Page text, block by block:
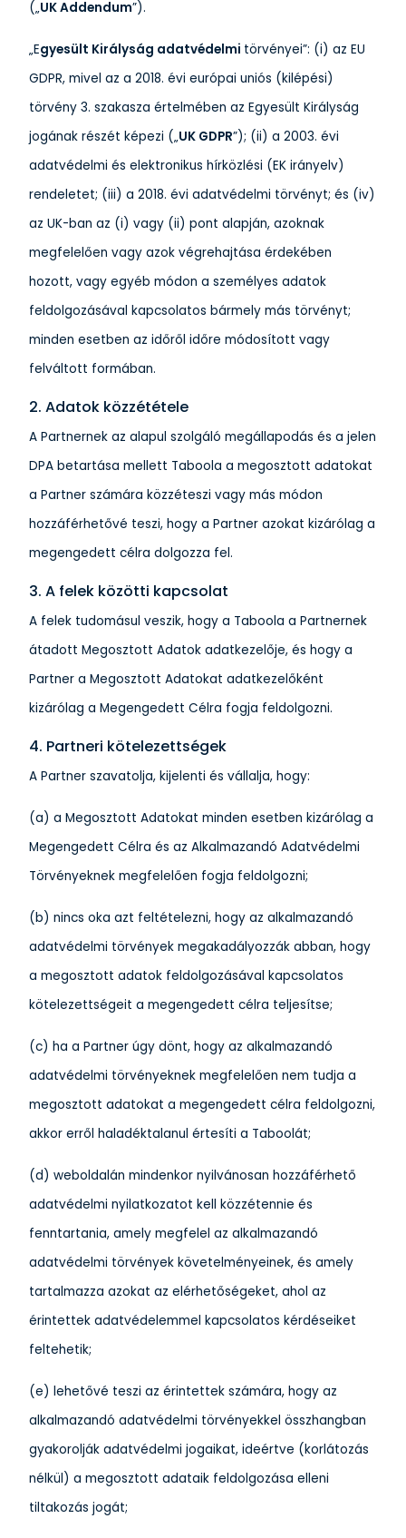
(„UK Addendum”).
„Egyesült Királyság adatvédelmi törvényei”: (i) az EU
GDPR, mivel az a 2018. évi európai uniós (kilépési)
törvény 3. szakasza értelmében az Egyesült Királyság
jogának részét képezi („UK GDPR”); (ii) a 2003. évi
adatvédelmi és elektronikus hírközlési (EK irányelv)
rendeletet; (iii) a 2018. évi adatvédelmi törvényt; és (iv)
az UK-ban az (i) vagy (ii) pont alapján, azoknak
megfelelően vagy azok végrehajtása érdekében
hozott, vagy egyéb módon a személyes adatok
feldolgozásával kapcsolatos bármely más törvényt;
minden esetben az időről időre módosított vagy
felváltott formában.
2. Adatok közzététele
A Partnernek az alapul szolgáló megállapodás és a jelen
DPA betartása mellett Taboola a megosztott adatokat
a Partner számára közzéteszi vagy más módon
hozzáférhetővé teszi, hogy a Partner azokat kizárólag a
megengedett célra dolgozza fel.
3. A felek közötti kapcsolat
A felek tudomásul veszik, hogy a Taboola a Partnernek
átadott Megosztott Adatok adatkezelője, és hogy a
Partner a Megosztott Adatokat adatkezelőként
kizárólag a Megengedett Célra fogja feldolgozni.
4. Partneri kötelezettségek
A Partner szavatolja, kijelenti és vállalja, hogy:
(a) a Megosztott Adatokat minden esetben kizárólag a
Megengedett Célra és az Alkalmazandó Adatvédelmi
Törvényeknek megfelelően fogja feldolgozni;
(b) nincs oka azt feltételezni, hogy az alkalmazandó
adatvédelmi törvények megakadályozzák abban, hogy
a megosztott adatok feldolgozásával kapcsolatos
kötelezettségeit a megengedett célra teljesítse;
(c) ha a Partner úgy dönt, hogy az alkalmazandó
adatvédelmi törvényeknek megfelelően nem tudja a
megosztott adatokat a megengedett célra feldolgozni,
akkor erről haladéktalanul értesíti a Taboolát;
(d) weboldalán mindenkor nyilvánosan hozzáférhető
adatvédelmi nyilatkozatot kell közzétennie és
fenntartania, amely megfelel az alkalmazandó
adatvédelmi törvények követelményeinek, és amely
tartalmazza azokat az elérhetőségeket, ahol az
érintettek adatvédelemmel kapcsolatos kérdéseiket
feltehetik;
(e) lehetővé teszi az érintettek számára, hogy az
alkalmazandó adatvédelmi törvényekkel összhangban
gyakorolják adatvédelmi jogaikat, ideértve (korlátozás
nélkül) a megosztott adataik feldolgozása elleni
tiltakozás jogát;